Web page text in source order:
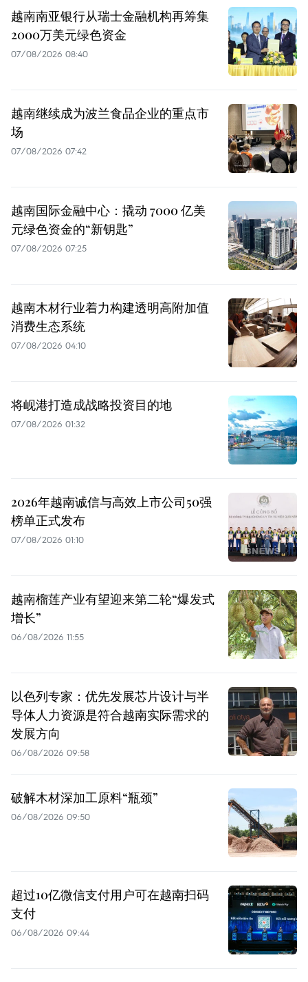
越南南亚银行从瑞士金融机构再筹集
2000万美元绿色资金
07/08/2026 08:40
越南继续成为波兰食品企业的重点市
场
07/08/2026 07:42
越南国际金融中心：撬动 7000 亿美
元绿色资金的“新钥匙”
07/08/2026 07:25
越南木材行业着力构建透明高附加值
消费生态系统
07/08/2026 04:10
将岘港打造成战略投资目的地
07/08/2026 01:32
2026年越南诚信与高效上市公司50强
榜单正式发布
07/08/2026 01:10
越南榴莲产业有望迎来第二轮“爆发式
增长”
06/08/2026 11:55
以色列专家：优先发展芯片设计与半
导体人力资源是符合越南实际需求的
发展方向
06/08/2026 09:58
破解木材深加工原料“瓶颈”
06/08/2026 09:50
超过10亿微信支付用户可在越南扫码
支付
06/08/2026 09:44